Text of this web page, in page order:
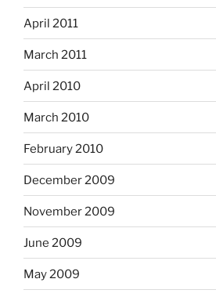
April 2011
March 2011
April 2010
March 2010
February 2010
December 2009
November 2009
June 2009
May 2009